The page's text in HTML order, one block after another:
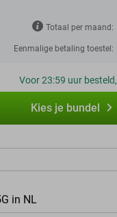
Totaal per maand:
Eenmalige betaling toestel:
Voor 23:59 uur besteld,
Kies je bundel
in NL